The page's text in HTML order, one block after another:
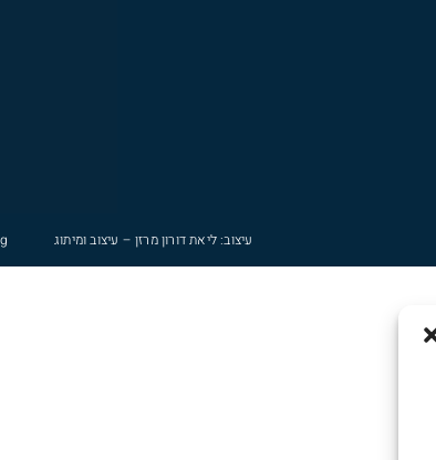
עיצוב: ליאת דורון מרזן – עיצוב ומיתוג